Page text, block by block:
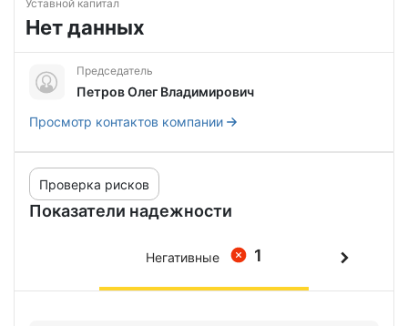
Уставной капитал
Нет данных
Председатель
Петров Олег Владимирович
Просмотр контактов компании
Показатели надежности
Проверка рисков
1
Негативные